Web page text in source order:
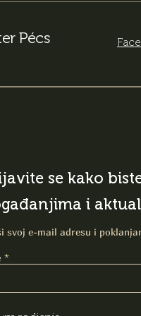
Pécs
se kako
i
svoj e-mail adresu i